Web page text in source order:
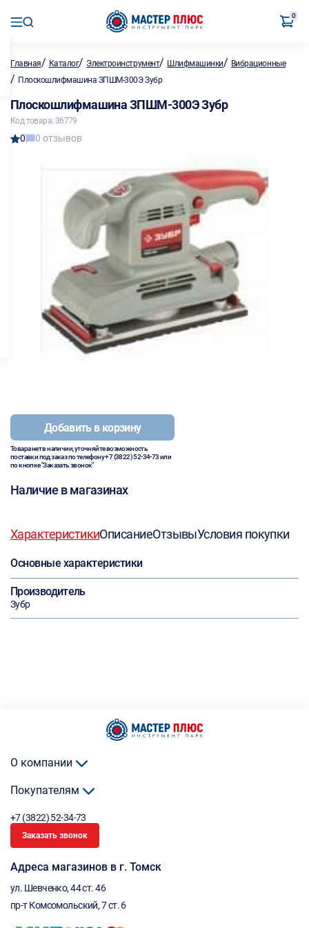
0
Главная/ Каталог/ Электроинструмент/ Шлифмашинки/ Вибрационные
/ Плоскошлифмашина ЗПШМ-300Э Зубр
Плоскошлифмашина ЗПШМ-300Э Зубр
Код товара: 36779
0 0 отзывов
Добавить в корзину
Товара нет в наличии, уточняйте возможность
поставки под заказ по телефону+7 (3822) 52-34-73или
по кнопке "Заказать звонок"
Наличие в магазинах
ХарактеристикиОписаниеОтзывыУсловия покупки
Основные характеристики
Производитель
Зубр
О компании
Покупателям
+7 (3822) 52-34-73
Заказать звонок
Адреса магазинов в г. Томск
ул. Шевченко, 44 ст. 46
пр-т Комсомольский, 7 ст. 6